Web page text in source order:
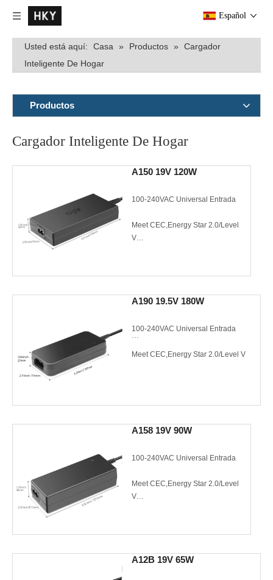
Español
Usted está aquí: Casa » Productos » Cargador
Inteligente De Hogar
Productos
Cargador Inteligente De Hogar
A150 19V 120W
100-240VAC Universal Entrada
Meet CEC,Energy Star 2.0/Level
V
A190 19.5V 180W
100-240VAC Universal Entrada
Meet CEC,Energy Star 2.0/Level V
3 anos de garantia
CE FCC
A158 19V 90W
100-240VAC Universal Entrada
Meet CEC,Energy Star 2.0/Level
V
A12B 19V 65W